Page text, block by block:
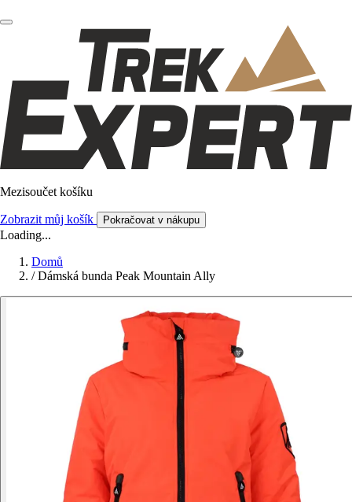
Mezisoučet košíku
Zobrazit můj košík Pokračovat v nákupu
Loading...
Domů
/ Dámská bunda Peak Mountain Ally